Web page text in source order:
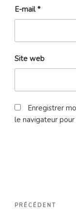
E-mail*
Site web
Enregistrer
le navigateur
Navigation
Article
PRÉCÉDENT